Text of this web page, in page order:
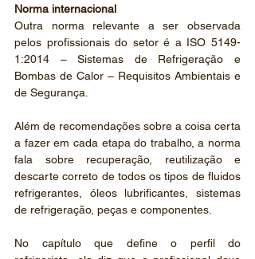
Norma internacional
Outra norma relevante a ser observada
pelos profissionais do setor é a ISO 5149-
1:2014 – Sistemas de Refrigeração e
Bombas de Calor – Requisitos Ambientais e
de Segurança.
Além de recomendações sobre a coisa certa
a fazer em cada etapa do trabalho, a norma
fala sobre recuperação, reutilização e
descarte correto de todos os tipos de fluidos
refrigerantes, óleos lubrificantes, sistemas
de refrigeração, peças e componentes.
No capítulo que define o perfil do